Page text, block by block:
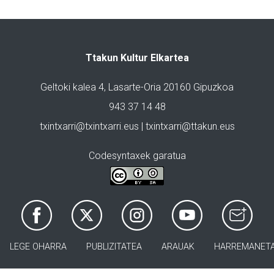
Ttakun Kultur Elkartea
Geltoki kalea 4, Lasarte-Oria 20160 Gipuzkoa
943 37 14 48
txintxarri@txintxarri.eus | txintxarri@ttakun.eus
Codesyntaxek garatua
LEGE OHARRA PUBLIZITATEA ARAUAK